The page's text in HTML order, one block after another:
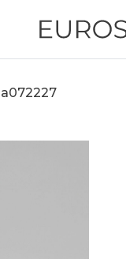
a072227